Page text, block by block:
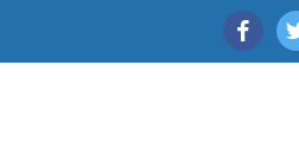
facebook